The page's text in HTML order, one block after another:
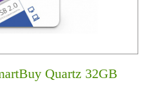
Quartz 32GB